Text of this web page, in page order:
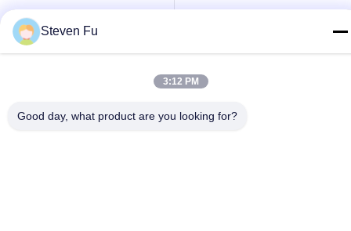
Stahlkonstruktion
Lager
Vorfabrizierte
Steven Fu
3:12 PM
Good day, what product are you looking for?